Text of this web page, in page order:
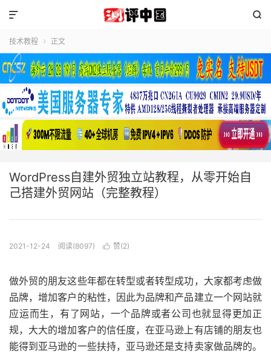


技术教程  正文
WordPress自建外贸独立站教程，从零开始自
己搭建外贸网站（完整教程）
2021-12-24 阅读(8097)  赞(2)
做外贸的朋友这些年都在转型或者转型成功，大家都考虑做
品牌，增加客户的粘性，因此为品牌和产品建立一个网站就
应运而生，有了网站，一个品牌或者公司也就显得更加正
规，大大的增加客户的信任度，在亚马逊上有店铺的朋友也
能得到亚马逊的一些扶持，亚马逊还是支持卖家做品牌的。